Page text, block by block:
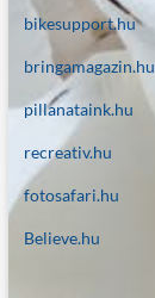
bikesupport.hu
bringamagazin.hu
pillanataink.hu
recreativ.hu
fotosafari.hu
Believe.hu